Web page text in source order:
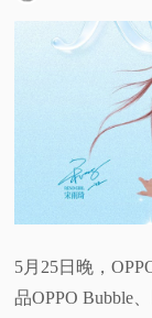
视
5月25日晚，
品OPPO Bubble